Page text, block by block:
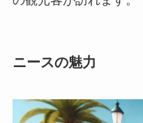
ニースの魅力